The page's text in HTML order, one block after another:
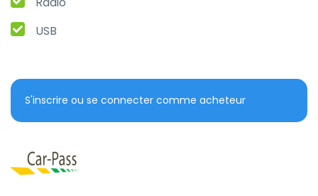
USB
S'inscrire ou se connecter comme acheteur